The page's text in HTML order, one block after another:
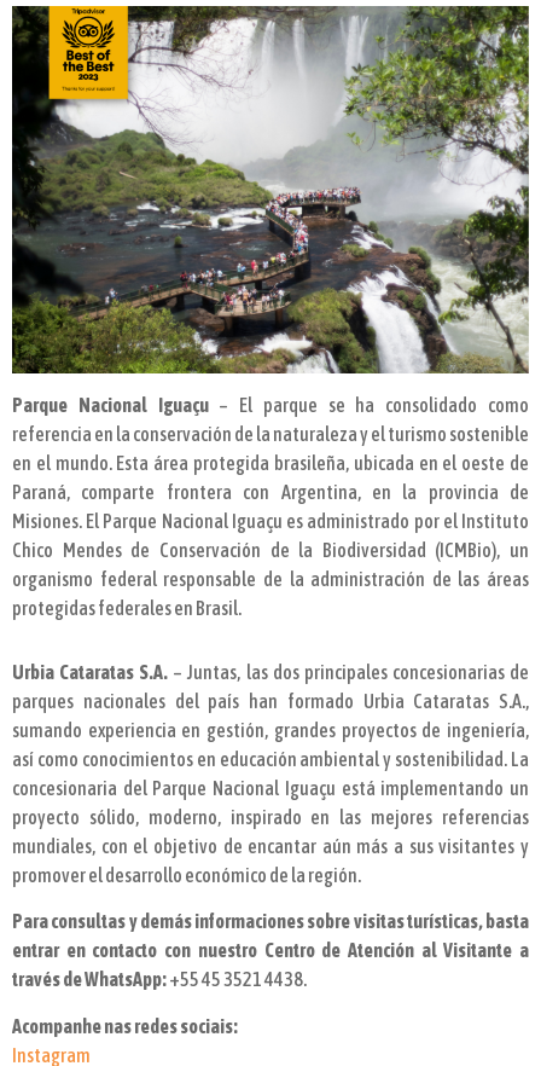
Parque Nacional Iguaçu– El parque se ha consolidado como
referencia en la conservación de la naturaleza y el turismo sostenible
en el mundo. Esta área protegida brasileña, ubicada en el oeste de
Paraná, comparte frontera con Argentina, en la provincia de
Misiones. El Parque Nacional Iguaçu es administrado por el Instituto
Chico Mendes de Conservación de la Biodiversidad (ICMBio), un
organismo federal responsable de la administración de las áreas
protegidas federales en Brasil.
Urbia Cataratas S.A. – Juntas, las dos principales concesionarias de
parques nacionales del país han formado Urbia Cataratas S.A.,
sumando experiencia en gestión, grandes proyectos de ingeniería,
así como conocimientos en educación ambiental y sostenibilidad. La
concesionaria del Parque Nacional Iguaçu está implementando un
proyecto sólido, moderno, inspirado en las mejores referencias
mundiales, con el objetivo de encantar aún más a sus visitantes y
promover el desarrollo económico de la región.
Para consultas y demás informaciones sobre visitas turísticas, basta
entrar en contacto con nuestro Centro de Atención al Visitante a
través de WhatsApp:+55 45 3521 4438.
Acompanhe nas redes sociais:
Instagram